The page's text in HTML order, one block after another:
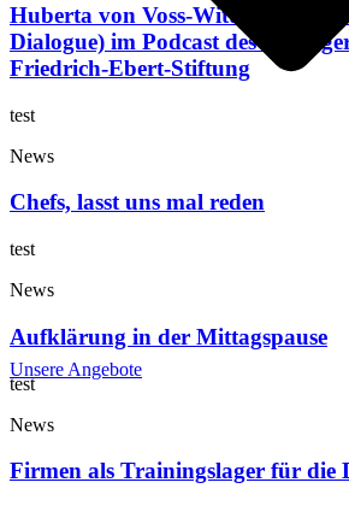
Unsere Angebote
Huberta von Voss-Wittig
Dialogue) im Podcast des
Friedrich-Ebert-Stiftung
test
News
Chefs, lasst uns mal reden
test
News
Aufklärung in der Mittagspause
test
News
Firmen als Trainingslager für die